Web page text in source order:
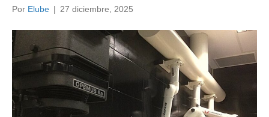
Por Elube | 27 diciembre, 2025